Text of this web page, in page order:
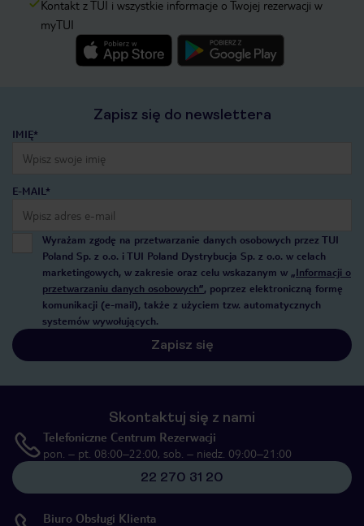
Kontakt z TUI i wszystkie informacje o Twojej rezerwacji w
myTUI
Zapisz się do newslettera
IMIĘ*
E-MAIL*
Wyrażam zgodę na przetwarzanie danych osobowych przez TUI
Poland Sp. z o.o. i TUI Poland Dystrybucja Sp. z o.o. w celach
marketingowych, w zakresie oraz celu wskazanym w „Informacji o
przetwarzaniu danych osobowych”, poprzez elektroniczną formę
komunikacji (e-mail), także z użyciem tzw. automatycznych
systemów wywołujących.
Zapisz się
Skontaktuj się z nami
Telefoniczne Centrum Rezerwacji
pon. – pt. 08:00–22:00, sob. – niedz. 09:00–21:00
22 270 31 20
Biuro Obsługi Klienta